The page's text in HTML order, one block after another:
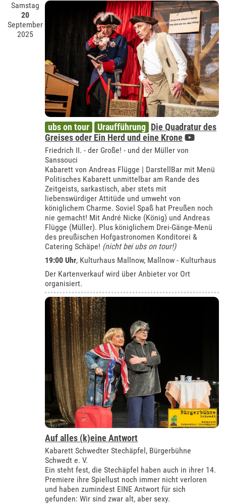
Samstag
20
September
2025
ubs on tour Uraufführung Die Quadratur des
Greises oder Ein Herd und eine Krone
Friedrich II. - der Große! - und der Müller von
Sanssouci
Kabarett von Andreas Flügge | DarstellBar mit Menü
Politisches Kabarett unmittelbar am Rande des
Zeitgeists, sarkastisch, aber stets mit
liebenswürdiger Attitüde und umweht von
königlichem Charme. Soviel Spaß hat Preußen noch
nie gemacht! Mit André Nicke (König) und Andreas
Flügge (Müller). Plus königlichem Drei-Gänge-Menü
des preußischen Hofgastronomen Konditorei &
Catering Schäpe! (nicht bei ubs on tour!)
19:00 Uhr, Kulturhaus Mallnow, Mallnow - Kulturhaus
Der Kartenverkauf wird über Anbieter vor Ort
organisiert.
Auf alles (k)eine Antwort
Kabarett Schwedter Stechäpfel, Bürgerbühne
Schwedt e. V.
Ein steht fest, die Stechäpfel haben auch in ihrer 14.
Premiere ihre Spiellust noch immer nicht verloren
und haben zumindest EINE Antwort für sich
gefunden: Wir sind zwar alt, aber sexy.